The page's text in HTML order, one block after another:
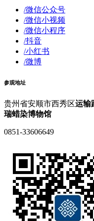
/微信公众号
/微信小视频
/微信小程序
/抖音
/小红书
/微博
参观地址
贵州省安顺市西秀区运输
瑞蜡染博物馆
0851-33606649